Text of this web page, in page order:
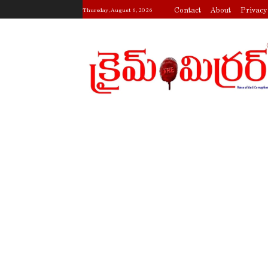
Thursday, August 6, 2026 Contact About Privacy